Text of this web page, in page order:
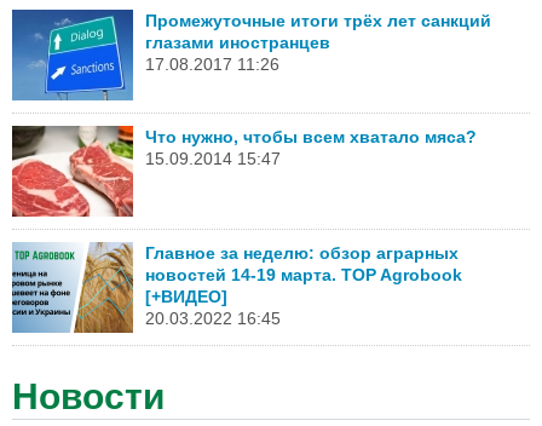
Промежуточные итоги трёх лет санкций
глазами иностранцев
17.08.2017 11:26
Что нужно, чтобы всем хватало мяса?
15.09.2014 15:47
Главное за неделю: обзор аграрных
новостей 14-19 марта. TOP Agrobook
[+ВИДЕО]
20.03.2022 16:45
Новости